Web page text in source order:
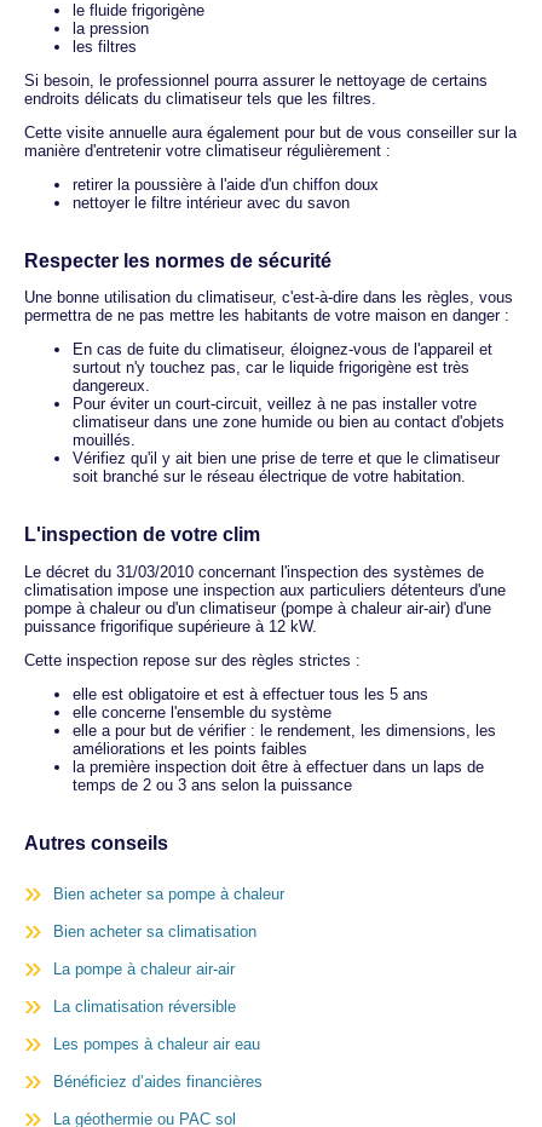
le fluide frigorigène
la pression
les filtres
Si besoin, le professionnel pourra assurer le nettoyage de certains
endroits délicats du climatiseur tels que les filtres.
Cette visite annuelle aura également pour but de vous conseiller sur la
manière d'entretenir votre climatiseur régulièrement :
retirer la poussière à l'aide d'un chiffon doux
nettoyer le filtre intérieur avec du savon
Respecter les normes de sécurité
Une bonne utilisation du climatiseur, c'est-à-dire dans les règles, vous
permettra de ne pas mettre les habitants de votre maison en danger :
En cas de fuite du climatiseur, éloignez-vous de l'appareil et
surtout n'y touchez pas, car le liquide frigorigène est très
dangereux.
Pour éviter un court-circuit, veillez à ne pas installer votre
climatiseur dans une zone humide ou bien au contact d'objets
mouillés.
Vérifiez qu'il y ait bien une prise de terre et que le climatiseur
soit branché sur le réseau électrique de votre habitation.
L'inspection de votre clim
Le décret du 31/03/2010 concernant l'inspection des systèmes de
climatisation impose une inspection aux particuliers détenteurs d'une
pompe à chaleur ou d'un climatiseur (pompe à chaleur air-air) d'une
puissance frigorifique supérieure à 12 kW.
Cette inspection repose sur des règles strictes :
elle est obligatoire et est à effectuer tous les 5 ans
elle concerne l'ensemble du système
elle a pour but de vérifier : le rendement, les dimensions, les
améliorations et les points faibles
la première inspection doit être à effectuer dans un laps de
temps de 2 ou 3 ans selon la puissance
Autres conseils
Bien acheter sa pompe à chaleur
Bien acheter sa climatisation
La pompe à chaleur air-air
La climatisation réversible
Les pompes à chaleur air eau
Bénéficiez d’aides financières
La géothermie ou PAC sol